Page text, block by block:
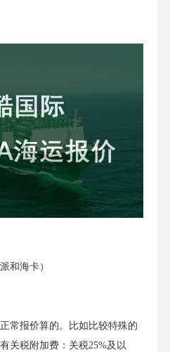
和海卡）
常报价算的。比如比较特殊的
关税附加费：关税25%及以